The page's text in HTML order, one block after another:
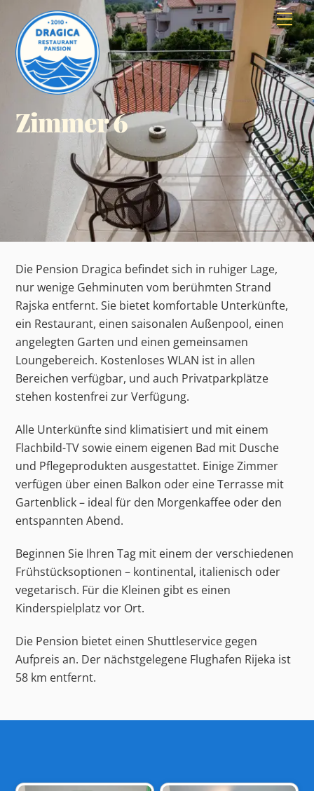
content
Zimmer 6
Die Pension Dragica befindet sich in ruhiger Lage,
nur wenige Gehminuten vom berühmten Strand
Rajska entfernt. Sie bietet komfortable Unterkünfte,
ein Restaurant, einen saisonalen Außenpool, einen
angelegten Garten und einen gemeinsamen
Loungebereich. Kostenloses WLAN ist in allen
Bereichen verfügbar, und auch Privatparkplätze
stehen kostenfrei zur Verfügung.
Alle Unterkünfte sind klimatisiert und mit einem
Flachbild-TV sowie einem eigenen Bad mit Dusche
und Pflegeprodukten ausgestattet. Einige Zimmer
verfügen über einen Balkon oder eine Terrasse mit
Gartenblick – ideal für den Morgenkaffee oder den
entspannten Abend.
Beginnen Sie Ihren Tag mit einem der verschiedenen
Frühstücksoptionen – kontinental, italienisch oder
vegetarisch. Für die Kleinen gibt es einen
Kinderspielplatz vor Ort.
Die Pension bietet einen Shuttleservice gegen
Aufpreis an. Der nächstgelegene Flughafen Rijeka ist
58 km entfernt.